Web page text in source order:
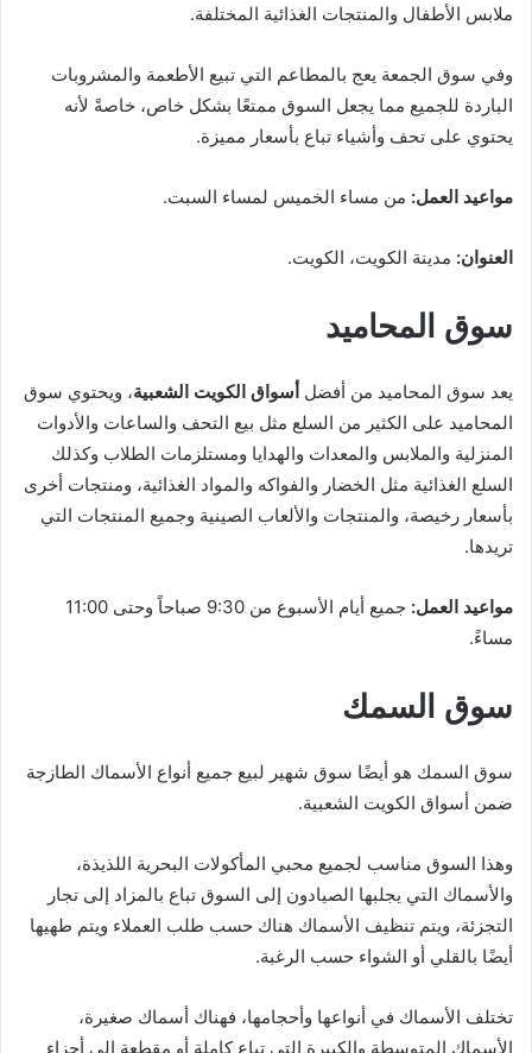
ملابس الأطفال والمنتجات الغذائية المختلفة.
وفي سوق الجمعة يعج بالمطاعم التي تبيع الأطعمة والمشروبات
الباردة للجميع مما يجعل السوق ممتعًا بشكل خاص، خاصةً لأنه
يحتوي على تحف وأشياء تباع بأسعار مميزة.
مواعيد العمل: من مساء الخميس لمساء السبت.
العنوان: مدينة الكويت، الكويت.
سوق المحاميد
يعد سوق المحاميد من أفضل أسواق الكويت الشعبية، ويحتوي سوق
المحاميد على الكثير من السلع مثل بيع التحف والساعات والأدوات
المنزلية والملابس والمعدات والهدايا ومستلزمات الطلاب وكذلك
السلع الغذائية مثل الخضار والفواكه والمواد الغذائية، ومنتجات أخرى
بأسعار رخيصة، والمنتجات والألعاب الصينية وجميع المنتجات التي
تريدها.
مواعيد العمل:
جميع أيام الأسبوع من 9:30 صباحاً وحتى 11:00
مساءً.
سوق السمك
سوق السمك هو أيضًا سوق شهير لبيع جميع أنواع الأسماك الطازجة
ضمن أسواق الكويت الشعبية.
وهذا السوق مناسب لجميع محبي المأكولات البحرية اللذيذة،
والأسماك التي يجلبها الصيادون إلى السوق تباع بالمزاد إلى تجار
التجزئة، ويتم تنظيف الأسماك هناك حسب طلب العملاء ويتم طهيها
أيضًا بالقلي أو الشواء حسب الرغبة.
تختلف الأسماك في أنواعها وأحجامها، فهناك أسماك صغيرة،
الأسماك المتوسطة والكبيرة التي تباع كاملة أو مقطعة إلى أجزاء